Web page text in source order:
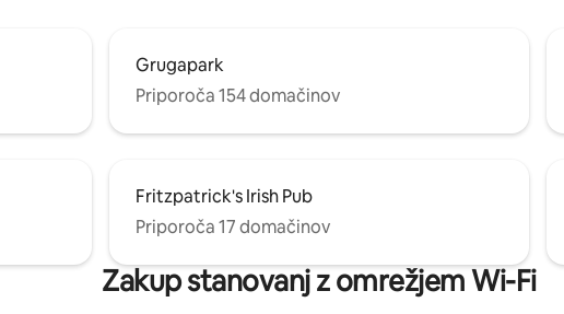
Grugapark
Priporoča 154 domačinov
Fritzpatrick's Irish Pub
Priporoča 17 domačinov
Zakup stanovanj z omrežjem Wi-Fi